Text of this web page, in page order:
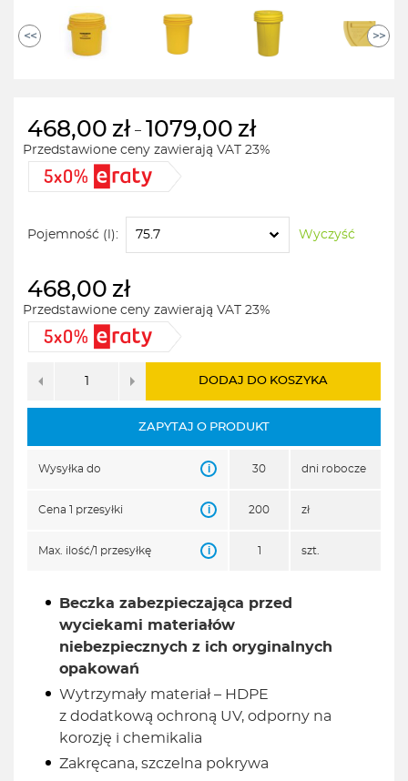
<< >>
468,00 zł – 1079,00 zł
Zakres
cen:
Przedstawione ceny zawierają VAT 23%
Pojemność (l): Wyczyść
468,00 zł
Przedstawione ceny zawierają VAT 23%
DODAJ DO KOSZYKA
ZAPYTAJ O PRODUKT
Wysyłka do i 30 dni robocze
Cena 1 przesyłki i 200 zł
Max. ilość/1 przesyłkę i szt.
Beczka zabezpieczająca przed
wyciekami materiałów
niebezpiecznych z ich oryginalnych
opakowań
Wytrzymały materiał – HDPE
z dodatkową ochroną UV, odporny na
korozję i chemikalia
Zakręcana, szczelna pokrywa